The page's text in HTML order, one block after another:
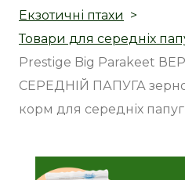
Екзотичні птахи
Товари для середніх
Prestige Big Parakeet
СЕРЕДНІЙ ПАПУГА
корм для середніх папуг